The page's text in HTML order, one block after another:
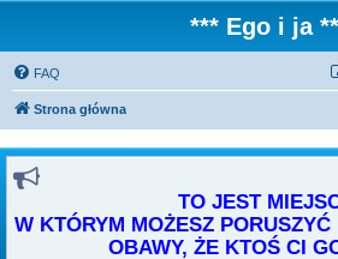
*** Ego i ja
FAQ
Strona główna
TO JEST
W KTÓRYM MOŻESZ
OBAWY, ŻE KTOŚ CI